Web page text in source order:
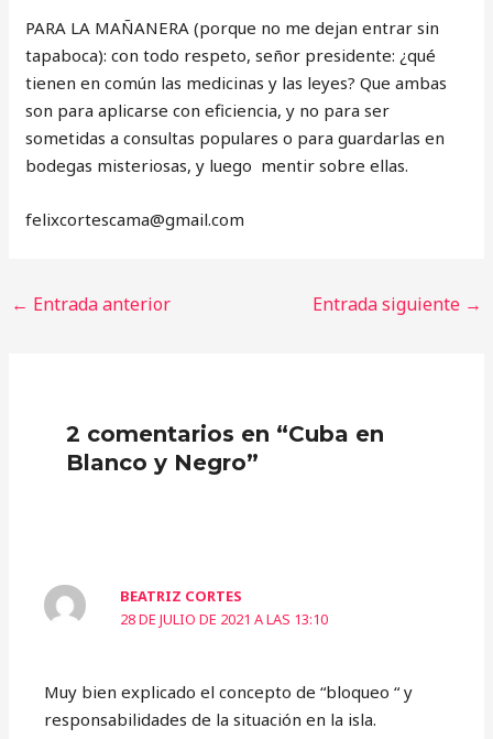
PARA LA MAÑANERA (porque no me dejan entrar sin
tapaboca): con todo respeto, señor presidente: ¿qué
tienen en común las medicinas y las leyes? Que ambas
son para aplicarse con eficiencia, y no para ser
sometidas a consultas populares o para guardarlas en
bodegas misteriosas, y luego mentir sobre ellas.
‎felixcortescama@gmail.com
← Entrada anterior Entrada siguiente →
2 comentarios en “Cuba en
Blanco y Negro”
BEATRIZ CORTES
28 DE JULIO DE 2021 A LAS 13:10
Muy bien explicado el concepto de “bloqueo “ y
responsabilidades de la situación en la isla.